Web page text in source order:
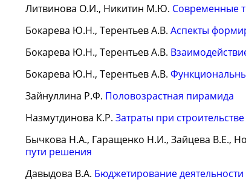
Литвинова О.И., Никитин М.Ю. Современные
Бокарева Ю.Н., Терентьев А.В. Аспекты
Бокарева Ю.Н., Терентьев А.В.
Бокарева Ю.Н., Терентьев А.В.
Зайнуллина Р.Ф. Половозрастная пирамида
Назмутдинова К.Р. Затраты при
Бычкова Н.А., Гаращенко Н.И., Зайцева В.Е.,
пути решения
Давыдова В.А. Бюджетирование